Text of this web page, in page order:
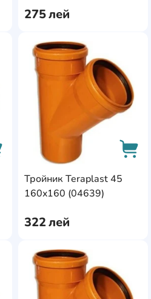
275лей
AddCardToFavourite
AddCardToCart
Тройник Teraplast 45
160x160 (04639)
322лей
AddCardToFavourite